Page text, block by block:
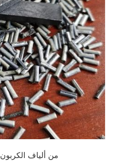
قولبة حقن حبيبات راتنج PEEK من ألياف الكربون